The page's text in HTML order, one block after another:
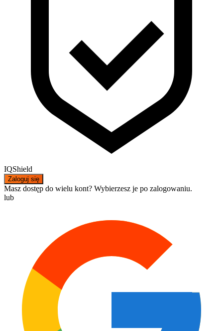
IQShield
Zaloguj się
Masz dostęp do wielu kont? Wybierzesz je po zalogowaniu.
lub